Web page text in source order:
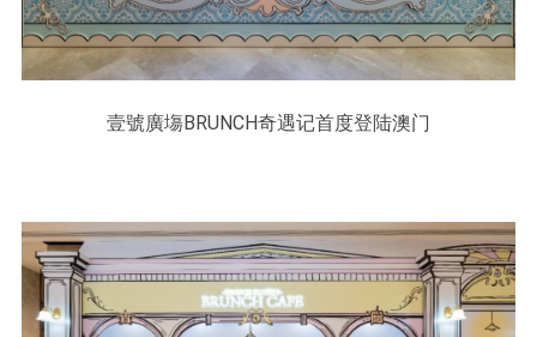
壹號廣塲BRUNCH奇遇记首度登陆澳门